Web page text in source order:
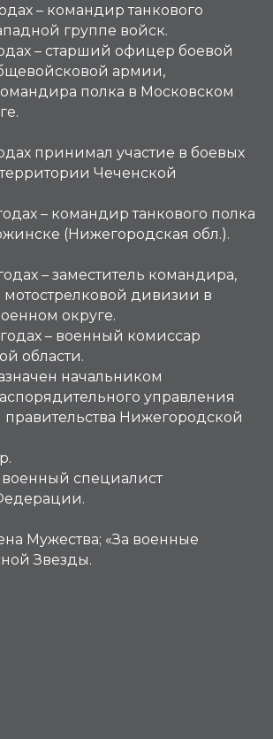
– командир танкового
группе войск.
– старший офицер боевой
армии,
полка в Московском
принимал участие в боевых
Чеченской
– командир танкового полка
(Нижегородская обл.).
– заместитель командира,
дивизии в
округе.
– военный комиссар
области.
начальником
управления
правительства Нижегородской
специалист
Мужества; «За военные
Звезды.